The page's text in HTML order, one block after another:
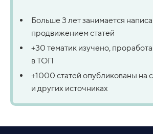
Больше 3 лет занимается
продвижением статей
+30 тематик изучено,
в ТОП
+1000 статей опубликованы на
и других источниках